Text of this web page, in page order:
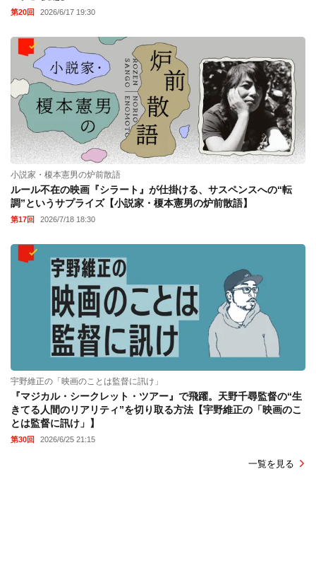
押井守連載「裏切り映画の愉しみ方」
ファンの不安に「そう思うのも仕方ないかと(笑)」【押井守連載
「裏切り映画の愉しみ方」最終回『バーン・アフター・リーディ
ング』後編】
第20回 2026/6/17 19:30
小説家・榎本憲男の炉前散語
ルール不在の映画『シラート』が仕掛ける、サスペンスへの“転
調”というサプライズ【小説家・榎本憲男の炉前散語】
2026/7/18 18:30
『マジカル・シークレット・ツアー』で飛躍。天野千尋監督の“生